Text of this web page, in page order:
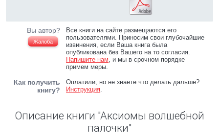
Вы автор?
Жалоба
Все книги на сайте размещаются его
пользователями. Приносим свои глубочайшие
извинения, если Ваша книга была
опубликована без Вашего на то согласия.
Напишите нам, и мы в срочном порядке
примем меры.
Как получить
книгу?
Оплатили, но не знаете что делать дальше?
Инструкция.
Описание книги "Аксиомы волшебной
палочки"